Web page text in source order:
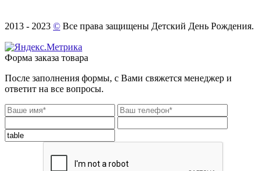
2013 - 2023 © Все права защищены Детский День Рождения.
Форма заказа товара
После заполнения формы, с Вами свяжется менеджер и
ответит на все вопросы.